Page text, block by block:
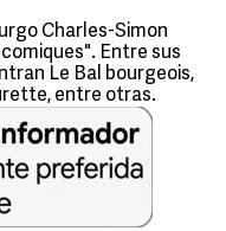
Charles-Simon
Entre sus
Le Bal bourgeois,
entre otras.